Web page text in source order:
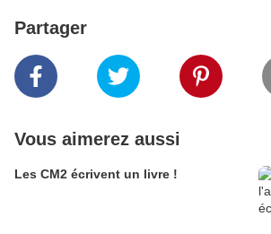
Partager
Vous aimerez aussi
Les CM2 écrivent un livre !